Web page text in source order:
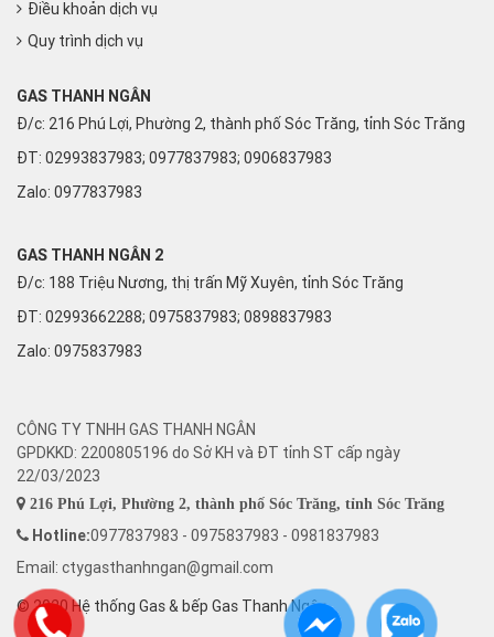
Điều khoản dịch vụ
Quy trình dịch vụ
GAS THANH NGÂN
Đ/c: 216 Phú Lợi, Phường 2, thành phố Sóc Trăng, tỉnh Sóc Trăng
ĐT: 02993837983; 0977837983; 0906837983
Zalo: 0977837983
GAS THANH NGÂN 2
Đ/c: 188 Triệu Nương, thị trấn Mỹ Xuyên, tỉnh Sóc Trăng
ĐT: 02993662288; 0975837983; 0898837983
Zalo: 0975837983
CÔNG TY TNHH GAS THANH NGÂN
GPDKKD: 2200805196 do Sở KH và ĐT tỉnh ST cấp ngày
22/03/2023
216 Phú Lợi, Phường 2, thành phố Sóc Trăng, tỉnh Sóc Trăng
Hotline:0977837983 - 0975837983 - 0981837983
Email: ctygasthanhngan@gmail.com
© 2020 Hệ thống Gas & bếp Gas Thanh Ngân